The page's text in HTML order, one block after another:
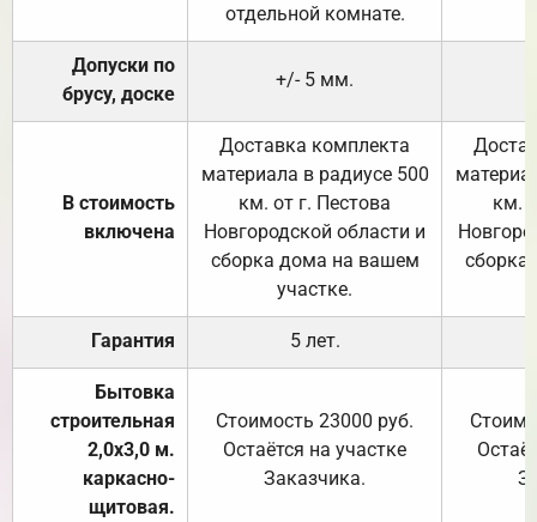
отдельной комнате.
Допуски по
брусу, доске
+/- 5 мм.
В стоимость
включена
Доставка комплекта
материала в радиусе 500
км. от г. Пестова
Новгородской области и
сборка дома на вашем
участке.
км.
Гарантия 5 лет.
Бытовка
строительная
2,0х3,0 м.
каркасно-
щитовая.
Стоимость 23000 руб.
Остаётся на участке
Заказчика.